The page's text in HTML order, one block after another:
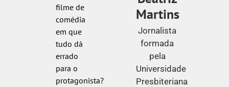
filme de
comédia
em que
tudo dá
errado
para o
protagonista?
Martins
Jornalista
formada
pela
Universidade
Presbiteriana